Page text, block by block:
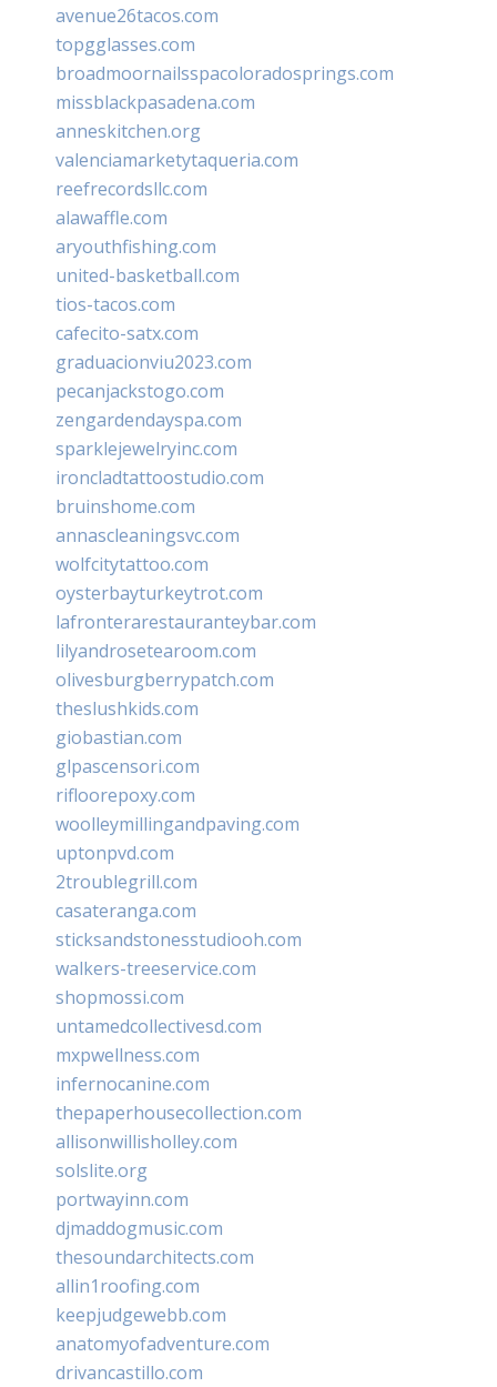
avenue26tacos.com
topgglasses.com
broadmoornailsspacoloradosprings.com
missblackpasadena.com
anneskitchen.org
valenciamarketytaqueria.com
reefrecordsllc.com
alawaffle.com
aryouthfishing.com
united-basketball.com
tios-tacos.com
cafecito-satx.com
graduacionviu2023.com
pecanjackstogo.com
zengardendayspa.com
sparklejewelryinc.com
ironcladtattoostudio.com
bruinshome.com
annascleaningsvc.com
wolfcitytattoo.com
oysterbayturkeytrot.com
lafronterarestauranteybar.com
lilyandrosetearoom.com
olivesburgberrypatch.com
theslushkids.com
giobastian.com
glpascensori.com
rifloorepoxy.com
woolleymillingandpaving.com
uptonpvd.com
2troublegrill.com
casateranga.com
sticksandstonesstudiooh.com
walkers-treeservice.com
shopmossi.com
untamedcollectivesd.com
mxpwellness.com
infernocanine.com
thepaperhousecollection.com
allisonwillisholley.com
solslite.org
portwayinn.com
djmaddogmusic.com
thesoundarchitects.com
allin1roofing.com
keepjudgewebb.com
anatomyofadventure.com
drivancastillo.com